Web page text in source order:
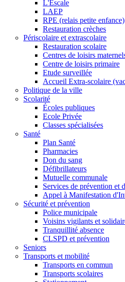
L'Escale
LAEP
RPE (relais petite enfance)
Restauration crèches
Périscolaire et extrascolaire
Restauration scolaire
Centres de loisirs
Centre de loisirs primaire
Etude surveillée
Accueil Extra-scolaire
Politique de la ville
Scolarité
Écoles publiques
Ecole Privée
Classes spécialisées
Santé
Plan Santé
Pharmacies
Don du sang
Défibrillateurs
Mutuelle communale
Services de prévention et
Appel à Manifestation
Sécurité et prévention
Police municipale
Voisins vigilants et
Tranquillité absence
CLSPD et prévention
Seniors
Transports et mobilité
Transports en commun
Transports scolaires